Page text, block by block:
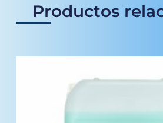
Productos